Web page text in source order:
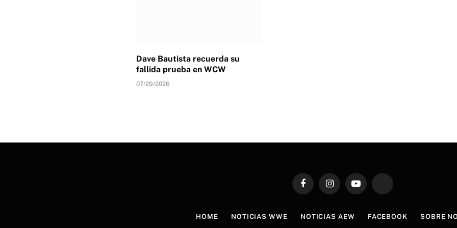
Dave Bautista recuerda su
fallida prueba en WCW
07/29/2026
FacebookInstagramYouTube TikTok
HOME NOTICIAS WWE NOTICIAS AEW FACEBOOK SOBRE